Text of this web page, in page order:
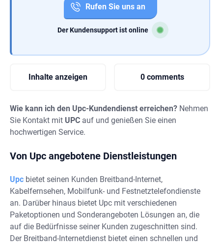
Rufen Sie uns an
Der Kundensupport ist online
Inhalte anzeigen 0 comments
Wie kann ich den Upc-Kundendienst erreichen? Nehmen
Sie Kontakt mit UPC auf und genießen Sie einen
hochwertigen Service.
Von Upc angebotene Dienstleistungen
Upc bietet seinen Kunden Breitband-Internet,
Kabelfernsehen, Mobilfunk- und Festnetztelefondienste
an. Darüber hinaus bietet Upc mit verschiedenen
Paketoptionen und Sonderangeboten Lösungen an, die
auf die Bedürfnisse seiner Kunden zugeschnitten sind.
Der Breitband-Internetdienst bietet einen schnellen und